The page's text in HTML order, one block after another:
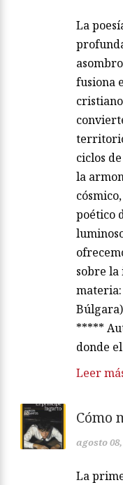
La
fusiona
ciclos
la
poético
sobre
materia:
*****
donde
Leer
Cómo
agosto 08,
La